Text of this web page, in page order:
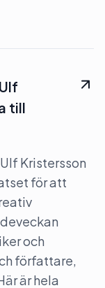
till
Kristersson
för att
och
författare,
är hela